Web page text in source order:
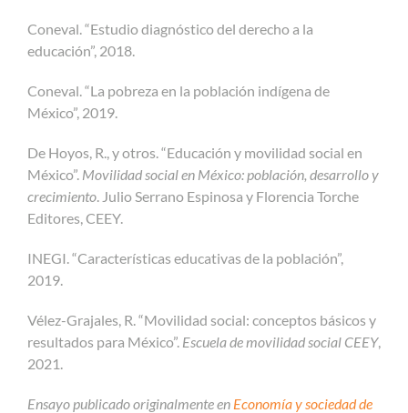
Coneval. “Estudio diagnóstico del derecho a la
educación”, 2018.
Coneval. “La pobreza en la población indígena de
México”, 2019.
De Hoyos, R., y otros. “Educación y movilidad social en
México”. Movilidad social en México: población, desarrollo y
crecimiento . Julio Serrano Espinosa y Florencia Torche
Editores, CEEY.
INEGI. “Características educativas de la población”,
2019.
Vélez-Grajales, R. “Movilidad social: conceptos básicos y
resultados para México”. Escuela de movilidad social CEEY,
2021.
Ensayo publicado originalmente en Economía y sociedad de